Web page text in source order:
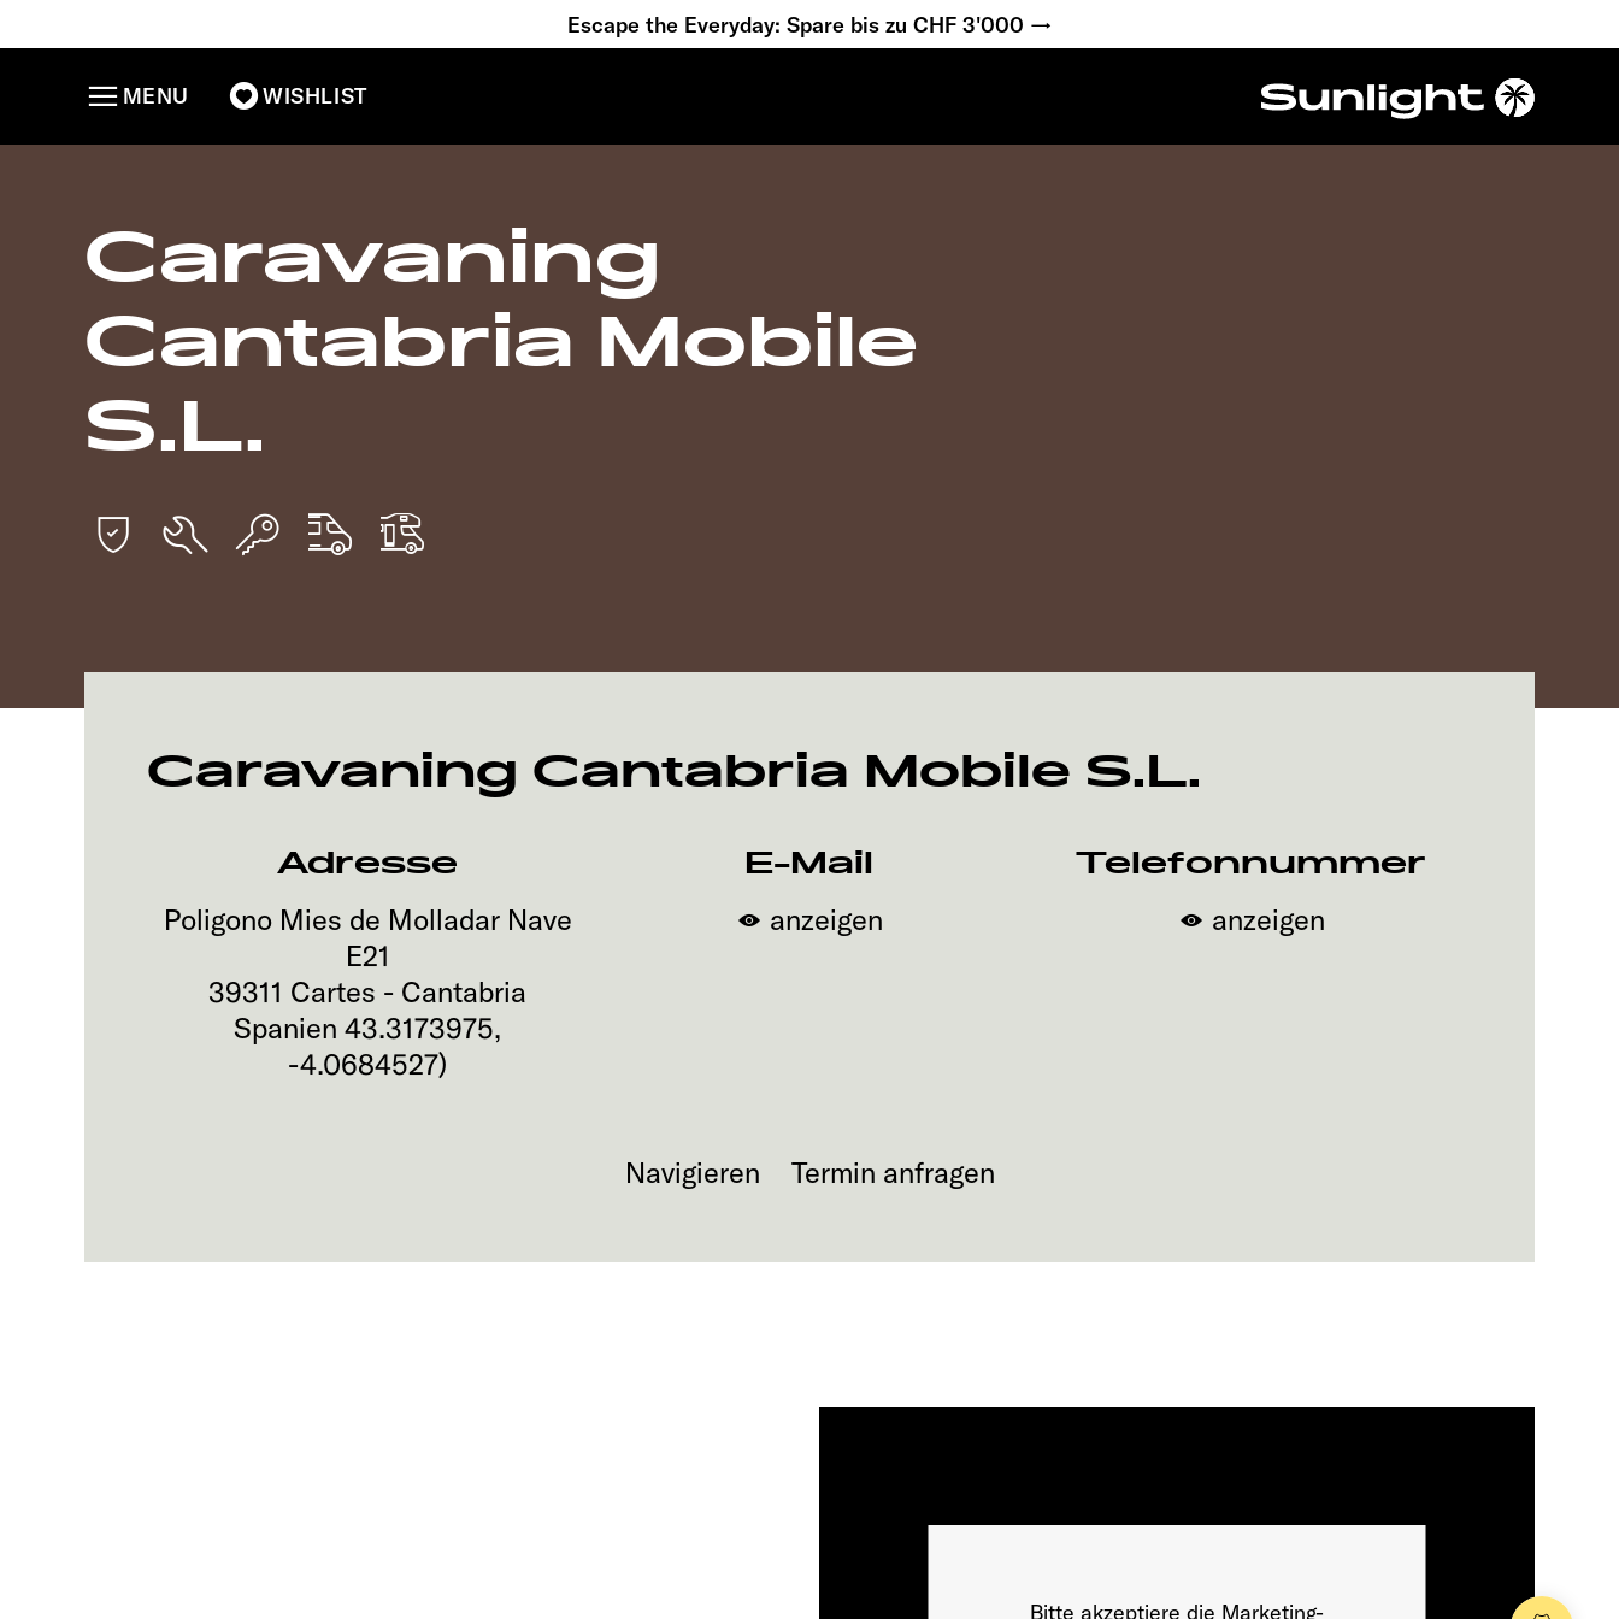
Escape the Everyday: Spare bis zu CHF 3'000 →
WISHLIST
MENU
Caravaning
Cantabria Mobile
S.L.
Caravaning Cantabria Mobile S.L.
Adresse
Poligono Mies de Molladar Nave
E21
39311 Cartes - Cantabria
Spanien 43.3173975,
-4.0684527)
E-Mail
anzeigen
Telefonnummer
anzeigen
Navigieren Termin anfragen
Bitte akzeptiere die Marketing-